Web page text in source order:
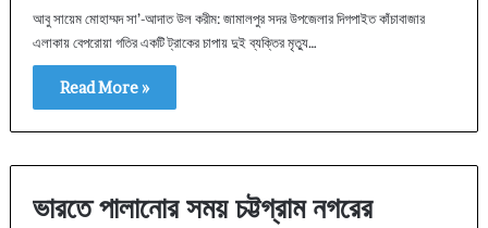
আবু সায়েম মোহাম্মদ সা’-আদাত উল করীম: জামালপুর সদর উপজেলার দিগপাইত কাঁচাবাজার
এলাকায় বেপরোয়া গতির একটি ট্রাকের চাপায় দুই ব্যক্তির মৃত্যু…
Read More »
ভারতে পালানোর সময় চট্টগ্রাম নগরের